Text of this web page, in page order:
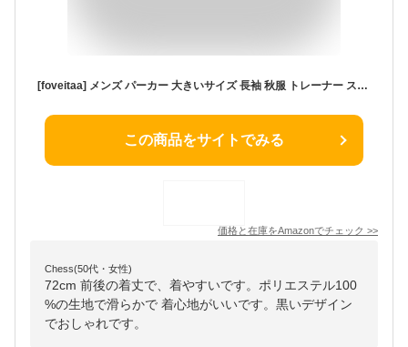
[foveitaa] メンズ パーカー 大きいサイズ 長袖 秋服 トレーナー スウェット カジュアル オシャレ ストリート ファッション 無地 洋服 おしゃれ 韓国 柔らかい ゆったり Black-3XL
この商品をサイトでみる
価格と在庫をAmazonでチェック >>
Chess(50代・女性)
72cm 前後の着丈で、着やすいです。ポリエステル100
%の生地で滑らかで 着心地がいいです。黒いデザイン
でおしゃれです。